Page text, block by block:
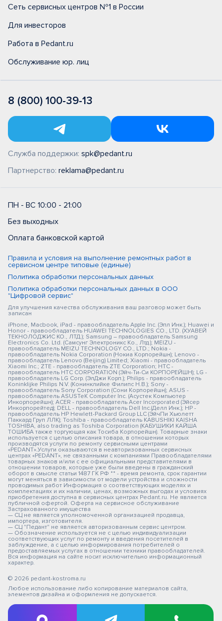
Сеть сервисных центров №1 в России
Для инвесторов
Работа в Pedant.ru
Обслуживание юр. лиц
8 (800) 100-39-13
Служба поддержки: spk@pedant.ru
Партнерство: reklama@pedant.ru
ПН - ВС 10:00 - 21:00
Без выходных
Оплата банковской картой
Правила и условия на выполнение ремонтных работ в
сервисном центре типовые (единые)
Политика обработки персональных данных
Политика обработки персональных данных в ООО
"Цифровой сервис"
Для улучшения качества обслуживания ваш разговор может быть
записан
iPhone, Macbook, iPad - правообладатель Apple Inc. (Эпл Инк.); Huawei и
Honor - правообладатель HUAWEI TECHNOLOGIES CO., LTD. (ХУАВЕЙ
ТЕКНОЛОДЖИС КО., ЛТД.); Samsung – правообладатель Samsung
Electronics Co. Ltd. (Самсунг Электроникс Ко., Лтд.); MEIZU -
правообладатель MEIZU TECHNOLOGY CO., LTD.; Nokia -
правообладатель Nokia Corporation (Нокиа Корпорейшн); Lenovo -
правообладатель Lenovo (Beijing) Limited; Xiaomi - правообладатель
Xiaomi Inc.; ZTE - правообладатель ZTE Corporation; HTC -
правообладатель HTC CORPORATION (Эйч-Ти-Си КОРПОРЕЙШН); LG -
правообладатель LG Corp. (ЭлДжи Корп.); Philips - правообладатель
Koninklijke Philips N.V. (Конинклийке Филипс Н.В.); Sony -
правообладатель Sony Corporation (Сони Корпорейшн); ASUS -
правообладатель ASUSTeK Computer Inc. (Асустек Компьютер
Инкорпорейшн); ACER - правообладатель Acer Incorporated (Эйсер
Инкорпорейтед); DELL - правообладатель Dell Inc.(Делл Инк.); HP -
правообладатель HP Hewlett-Packard Group LLC (ЭйчПи Хьюлетт
Паккард Груп ЛЛК); Toshiba - правообладатель KABUSHIKI KAISHA
TOSHIBA, also trading as Toshiba Corporation (КАБУШИКИ КАЙША
ТОШИБА также торгующая как Тосиба Корпорейшн). Товарные знаки
используется с целью описания товара, в отношении которых
производятся услуги по ремонту сервисными центрами
«PEDANT».Услуги оказываются в неавторизованных сервисных
центрах «PEDANT», не связанными с компаниями Правообладателями
товарных знаков и/или с ее официальными представителями в
отношении товаров, которые уже были введены в гражданский
оборот в смысле статьи 1487 ГК РФ ** - время ремонта, срок гарантии
могут меняться в зависимости от модели устройства и сложности
проводимых работ Информация о соответствующих моделях и
комплектациях и их наличии, ценах, возможных выгодах и условиях
приобретения доступна в сервисных центрах Pedant.ru. Не является
публичной офертой. Оферта на сервисное обслуживание
Застрахованного имущества
— СЦ не является уполномоченной организацией продавца,
импортера, изготовителя.
— СЦ "Педант" не является авторизованным сервис центром.
— Обозначение используется не с целью индивидуализации
соответствующих услуг по ремонту и введения посетителей в
заблуждение, а с целью информирования потребителей о
предоставляемых услугах в отношении техники правообладателей.
Вся информация на сайте носит исключительно информационный
характер.
© 2026 pedant-kostroma.ru
Любое использование либо копирование материалов сайта,
элементов дизайна и оформления не допускается.